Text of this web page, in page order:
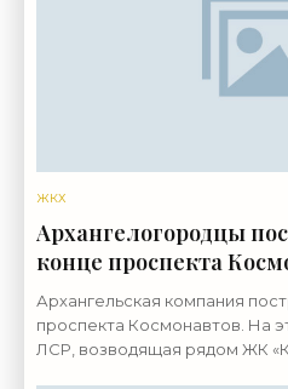
ЖКХ
Архангелогородцы
конце проспекта
новости
Архангельская компания
проспекта Космонавтов. На
ЛСР, возводящая рядом ЖК